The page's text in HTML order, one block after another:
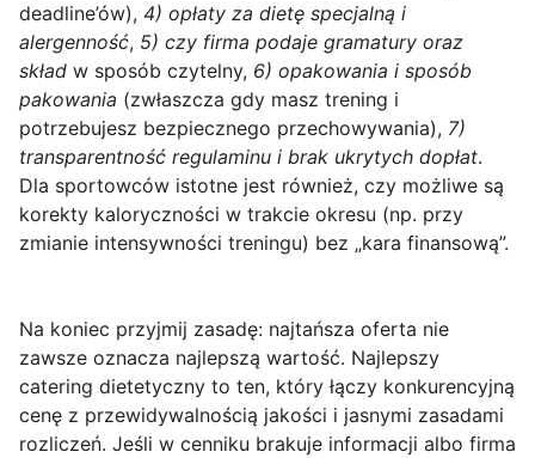
deadline’ów), 4) opłaty za dietę specjalną i
alergenność, 5) czy firma podaje gramatury oraz
skład w sposób czytelny, 6) opakowania i sposób
pakowania (zwłaszcza gdy masz trening i
potrzebujesz bezpiecznego przechowywania), 7)
transparentność regulaminu i brak ukrytych dopłat.
Dla sportowców istotne jest również, czy możliwe są
korekty kaloryczności w trakcie okresu (np. przy
zmianie intensywności treningu) bez „kara finansową”.
Na koniec przyjmij zasadę: najtańsza oferta nie
zawsze oznacza najlepszą wartość. Najlepszy
catering dietetyczny to ten, który łączy konkurencyjną
cenę z przewidywalnością jakości i jasnymi zasadami
rozliczeń. Jeśli w cenniku brakuje informacji albo firma